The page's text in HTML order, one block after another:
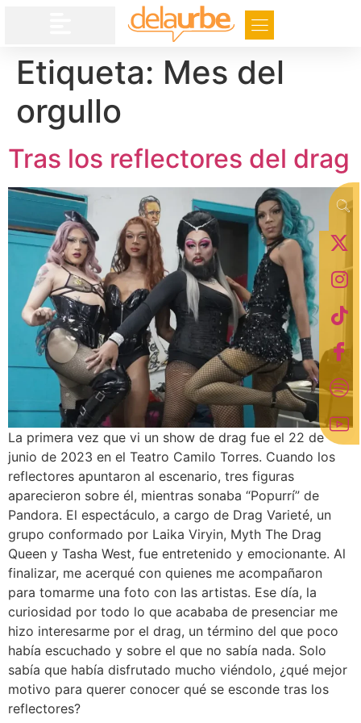
Etiqueta: Mes del
orgullo
Tras los reflectores del drag
La primera vez que vi un show de drag fue el 22 de
junio de 2023 en el Teatro Camilo Torres. Cuando los
reflectores apuntaron al escenario, tres figuras
aparecieron sobre él, mientras sonaba “Popurrí” de
Pandora. El espectáculo, a cargo de Drag Varieté, un
grupo conformado por Laika Viryin, Myth The Drag
Queen y Tasha West, fue entretenido y emocionante. Al
finalizar, me acerqué con quienes me acompañaron
para tomarme una foto con las artistas. Ese día, la
curiosidad por todo lo que acababa de presenciar me
hizo interesarme por el drag, un término del que poco
había escuchado y sobre el que no sabía nada. Solo
sabía que había disfrutado mucho viéndolo, ¿qué mejor
motivo para querer conocer qué se esconde tras los
reflectores?